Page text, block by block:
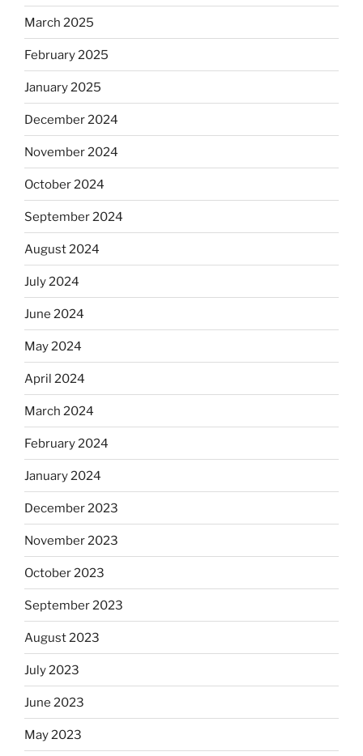
March 2025
February 2025
January 2025
December 2024
November 2024
October 2024
September 2024
August 2024
July 2024
June 2024
May 2024
April 2024
March 2024
February 2024
January 2024
December 2023
November 2023
October 2023
September 2023
August 2023
July 2023
June 2023
May 2023